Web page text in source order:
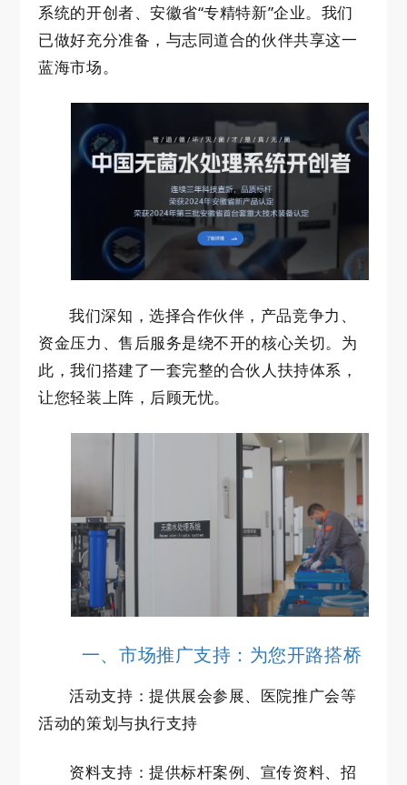
系统的开创者、安徽省“专精特新”企业。我们
已做好充分准备，与志同道合的伙伴共享这一
蓝海市场。
我们深知，选择合作伙伴，产品竞争力、
资金压力、售后服务是绕不开的核心关切。为
此，我们搭建了一套完整的合伙人扶持体系，
让您轻装上阵，后顾无忧。
一、市场推广支持：为您开路搭桥
活动支持：提供展会参展、医院推广会等
活动的策划与执行支持
资料支持：提供标杆案例、宣传资料、招